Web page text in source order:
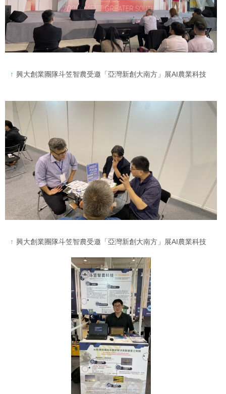
興大創業團隊斗笠智農受邀「亞灣新創大南方」展AI農業科技
興大創業團隊斗笠智農受邀「亞灣新創大南方」展AI農業科技